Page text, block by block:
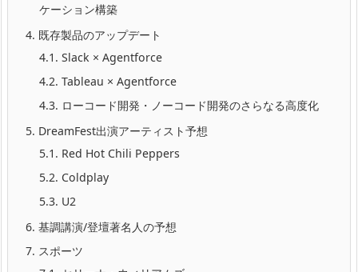
ケーション構築
4. 既存製品のアップデート
4.1. Slack × Agentforce
4.2. Tableau × Agentforce
4.3. ローコード開発・ノーコード開発のさらなる高度化
5. DreamFest出演アーティスト予想
5.1. Red Hot Chili Peppers
5.2. Coldplay
5.3. U2
6. 基調講演/登壇著名人の予想
7. スポーツ